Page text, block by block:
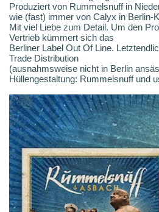
Produziert von Rummelsnuff in
wie (fast) immer von Calyx in Berlin-
Mit viel Liebe zum Detail. Um den
Vertrieb kümmert sich das
Berliner Label Out Of Line.
Trade Distribution
(ausnahmsweise nicht in Berlin
Hüllengestaltung: Rummelsnuff und